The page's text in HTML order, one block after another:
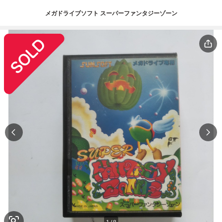
メガドライブソフト スーパーファンタジーゾーン